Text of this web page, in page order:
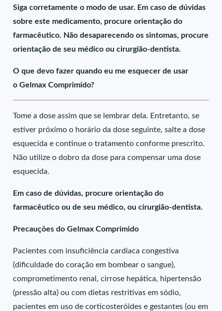
Siga corretamente o modo de usar. Em caso de dúvidas
sobre este medicamento, procure orientação do
farmacêutico. Não desaparecendo os sintomas, procure
orientação de seu médico ou cirurgião-dentista.
O que devo fazer quando eu me esquecer de usar
o Gelmax Comprimido?
Tome a dose assim que se lembrar dela. Entretanto, se
estiver próximo o horário da dose seguinte, salte a dose
esquecida e continue o tratamento conforme prescrito.
Não utilize o dobro da dose para compensar uma dose
esquecida.
Em caso de dúvidas, procure orientação do
farmacêutico ou de seu médico, ou cirurgião-dentista.
Precauções do Gelmax Comprimido
Pacientes com insuficiência cardíaca congestiva
(dificuldade do coração em bombear o sangue),
comprometimento renal, cirrose hepática, hipertensão
(pressão alta) ou com dietas restritivas em sódio,
pacientes em uso de corticosteróides e gestantes (ou em